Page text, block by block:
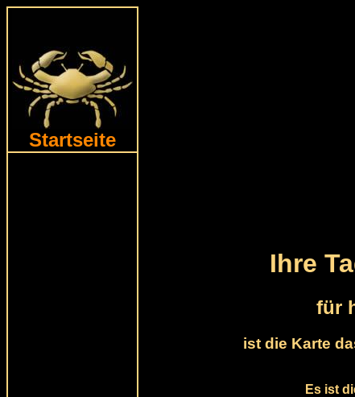
Startseite
Ihre
für
ist die Karte
Es ist